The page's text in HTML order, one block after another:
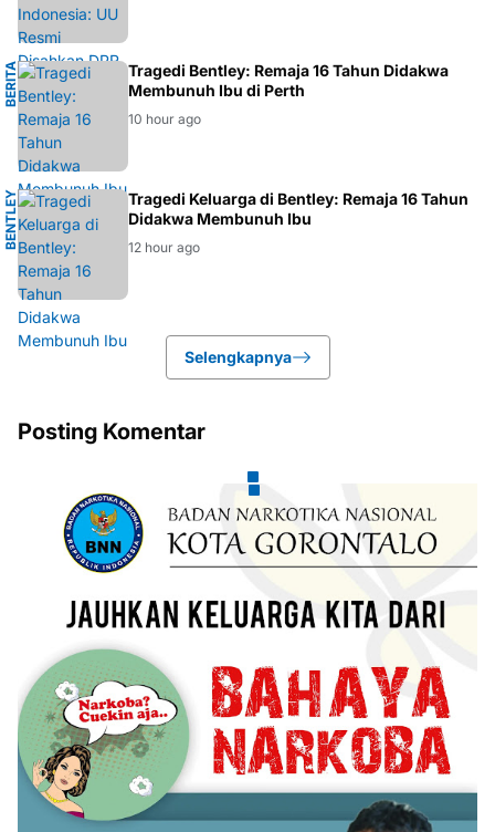
B
E
R
I
T
A
P
E
R
TH
Tragedi Bentley: Remaja 16 Tahun Didakwa
Membunuh Ibu di Perth
10 hour ago
B
E
N
TL
E
Y
P
E
R
TH
Tragedi Keluarga di Bentley: Remaja 16 Tahun
Didakwa Membunuh Ibu
12 hour ago
Selengkapnya
Posting Komentar